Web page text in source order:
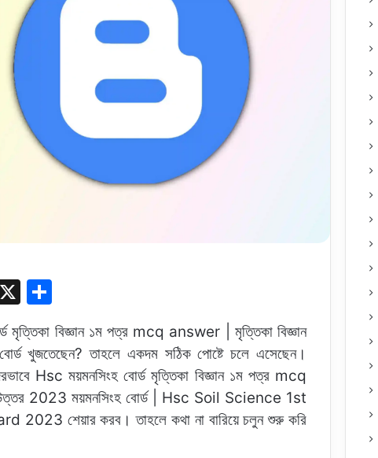
X
h
ar
e
বিজ্ঞান ১ম পত্র mcq answer | মৃত্তিকা বিজ্ঞান
খুজতেছেন? তাহলে একদম সঠিক পোষ্টে চলে এসেছেন।
Hsc ময়মনসিংহ বোর্ড মৃত্তিকা বিজ্ঞান ১ম পত্র mcq
2023 ময়মনসিংহ বোর্ড | Hsc Soil Science 1st
শেয়ার করব। তাহলে কথা না বারিয়ে চলুন শুরু করি